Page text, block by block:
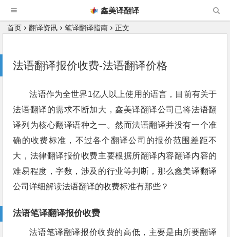
鑫美译翻译
首页 翻译资讯 笔译翻译指南 正文
法语翻译报价收费-法语翻译价格
法语作为全世界1亿人以上使用的语言，目前有关于
法语翻译的需求不断加大，鑫美译翻译公司已将法语翻
译列为核心翻译语种之一。然而法语翻译并没有一个准
确的收费标准，不过各个翻译公司的报价范围差距不
大，法律翻译报价收费主要根据所翻译内容翻译内容的
难易程度，字数，涉及的行业等判断，那么鑫美译翻译
公司详细解读法语翻译的收费标准有那些？
法语笔译翻译报价收费
法语笔译翻译报价收费的高低，主要是由所要翻译